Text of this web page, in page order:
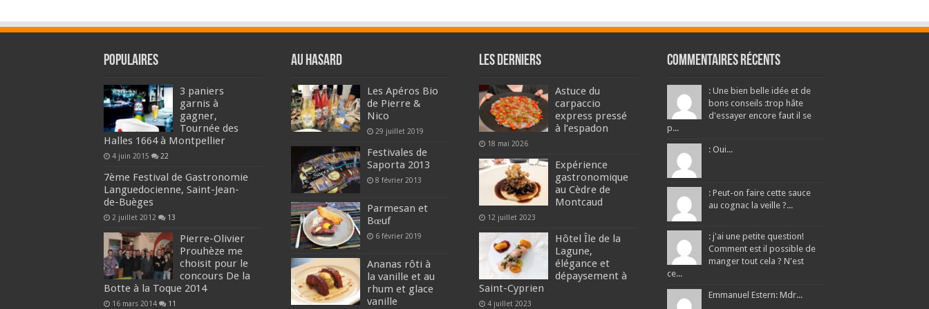
Populaires
3 paniers
garnis à
gagner,
Tournée des
Halles 1664 à Montpellier
4 juin 2015 22
7ème Festival de Gastronomie
Languedocienne, Saint-Jean-
de-Buèges
2 juillet 2012 13
Pierre-Olivier
Prouhèze me
choisit pour le
concours De la
Botte à la Toque 2014
16 mars 2014 11
Au hasard
Les Apéros Bio
de Pierre &
Nico
29 juillet 2019
Festivales de
Saporta 2013
8 février 2013
Parmesan et
Bœuf
6 février 2019
Ananas rôti à
la vanille et au
rhum et glace
vanille
Les derniers
Astuce du
carpaccio
express pressé
à l’espadon
18 mai 2026
Expérience
gastronomique
au Cèdre de
Montcaud
12 juillet 2023
Hôtel Île de la
Lagune,
élégance et
dépaysement à
Saint-Cyprien
4 juillet 2023
Commentaires récents
: Une bien belle idée et de
bons conseils :trop hâte
d'essayer encore faut il se
p...
: Oui...
: Peut-on faire cette sauce
au cognac la veille ?...
: j'ai une petite question!
Comment est il possible de
manger tout cela ? N'est
ce...
Emmanuel Estern: Mdr...